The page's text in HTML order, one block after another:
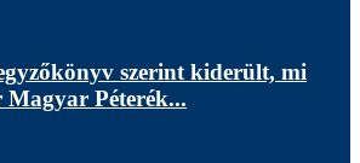
szerint kiderült, mi
Péterék...